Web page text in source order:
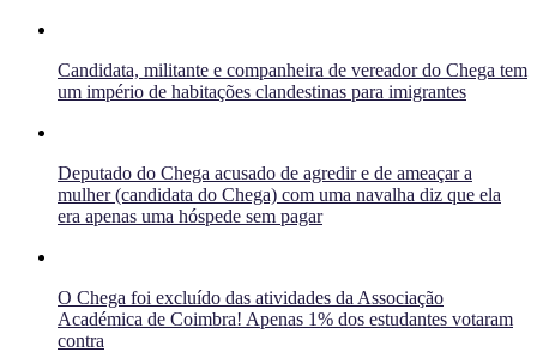
Candidata, militante e companheira de vereador do Chega tem
um império de habitações clandestinas para imigrantes
Deputado do Chega acusado de agredir e de ameaçar a
mulher (candidata do Chega) com uma navalha diz que ela
era apenas uma hóspede sem pagar
O Chega foi excluído das atividades da Associação
Académica de Coimbra! Apenas 1% dos estudantes votaram
contra